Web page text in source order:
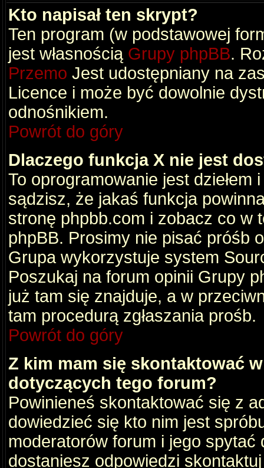
Kto napisał ten skrypt?
Ten program (w podstawowej
jest własnością Grupy phpBB.
Przemo Jest udostępniany na
Licence i może być dowolnie
odnośnikiem.
Powrót do góry
Dlaczego funkcja X nie jest
To oprogramowanie jest dziełem
sądzisz, że jakaś funkcja
stronę phpbb.com i zobacz co w
phpBB. Prosimy nie pisać próśb
Grupa wykorzystuje system
Poszukaj na forum opinii Grupy
już tam się znajduje, a w
tam procedurą zgłaszania prośb.
Powrót do góry
Z kim mam się skontaktować
dotyczących tego forum?
Powinieneś skontaktować się z
dowiedzieć się kto nim jest
moderatorów forum i jego
dostaniesz odpowiedzi